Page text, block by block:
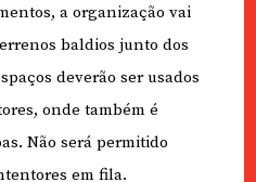
a organização vai
baldios junto dos
deverão ser usados
onde também é
Não será permitido
em fila.